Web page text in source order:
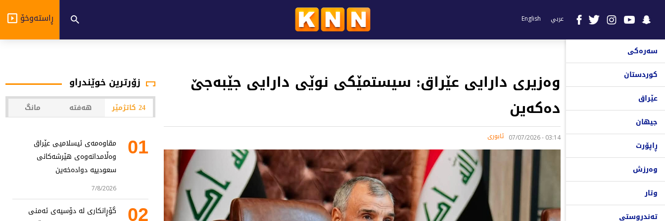
عربي English ڕاستەوخۆ
سەرەکی
کوردستان
عێراق
جیهان
ڕاپۆرت
وەرزش
وتار
تەندروستی
وەزیری دارایی عێراق: سیستمێکی نوێی دارایی جێبەجێ
دەکەین
03:14 - 07/07/2026 ئابوری
زۆرترین خوێندراو
24 کاتژمێر هەفتە مانگ
01
مقاوەمەی ئیسلامیی عێراق
وەڵامدانەوەی هێرشەکانی
سعودییە دوادەخەین
7/8/2026
02
گۆڕانکاری لە دۆسیەی ئەمنی